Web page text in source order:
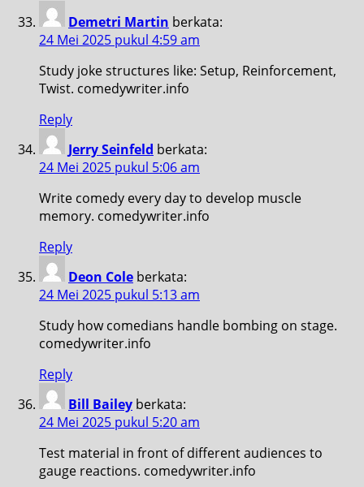
Demetri Martin berkata:
24 Mei 2025 pukul 4:59 am
Study joke structures like: Setup, Reinforcement,
Twist. comedywriter.info
Reply
Jerry Seinfeld berkata:
24 Mei 2025 pukul 5:06 am
Write comedy every day to develop muscle
memory. comedywriter.info
Reply
Deon Cole berkata:
24 Mei 2025 pukul 5:13 am
Study how comedians handle bombing on stage.
comedywriter.info
Reply
Bill Bailey berkata:
24 Mei 2025 pukul 5:20 am
Test material in front of different audiences to
gauge reactions. comedywriter.info